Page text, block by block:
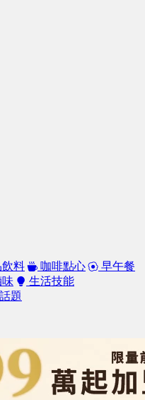
料 咖啡點心
早午餐
味
生活技能
話題